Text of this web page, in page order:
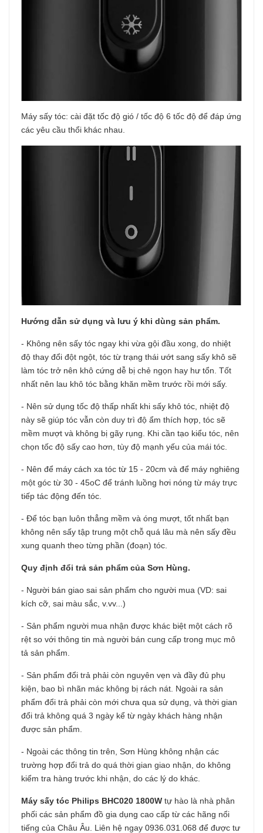
Máy sấy tóc: cài đặt tốc độ gió / tốc độ 6 tốc độ để đáp ứng
các yêu cầu thổi khác nhau.
Hướng dẫn sử dụng và lưu ý khi dùng sản phẩm.
- Không nên sấy tóc ngay khi vừa gội đầu xong, do nhiệt
độ thay đổi đột ngột, tóc từ trạng thái ướt sang sấy khô sẽ
làm tóc trở nên khô cứng dễ bị chẻ ngọn hay hư tổn. Tốt
nhất nên lau khô tóc bằng khăn mềm trước rồi mới sấy.
- Nên sử dụng tốc độ thấp nhất khi sấy khô tóc, nhiệt độ
này sẽ giúp tóc vẫn còn duy trì độ ẩm thích hợp, tóc sẽ
mềm mượt và không bị gãy rụng. Khi cần tạo kiểu tóc, nên
chọn tốc độ sấy cao hơn, tùy độ mạnh yếu của mái tóc.
- Nên để máy cách xa tóc từ 15 - 20cm và để máy nghiêng
một góc từ 30 - 45oC để tránh luồng hơi nóng từ máy trực
tiếp tác động đến tóc.
- Để tóc bạn luôn thẳng mềm và óng mượt, tốt nhất bạn
không nên sấy tập trung một chỗ quá lâu mà nên sấy đều
xung quanh theo từng phần (đoạn) tóc.
Quy định đổi trả sản phẩm của Sơn Hùng.
- Người bán giao sai sản phẩm cho người mua (VD: sai
kích cỡ, sai màu sắc, v.vv...)
- Sản phẩm người mua nhận được khác biệt một cách rõ
rệt so với thông tin mà người bán cung cấp trong mục mô
tả sản phẩm.
- Sản phẩm đổi trả phải còn nguyên vẹn và đầy đủ phụ
kiện, bao bì nhãn mác không bị rách nát. Ngoài ra sản
phẩm đổi trả phải còn mới chưa qua sử dụng, và thời gian
đổi trả không quá 3 ngày kể từ ngày khách hàng nhận
được sản phẩm.
- Ngoài các thông tin trên, Sơn Hùng không nhận các
trường hợp đổi trả do quá thời gian giao nhận, do không
kiểm tra hàng trước khi nhận, do các lý do khác.
Máy sấy tóc Philips BHC020 1800W tự hào là nhà phân
phối các sản phẩm đồ gia dụng cao cấp từ các hãng nổi
tiếng của Châu Âu. Liên hệ ngay 0936.031.068 để được tư